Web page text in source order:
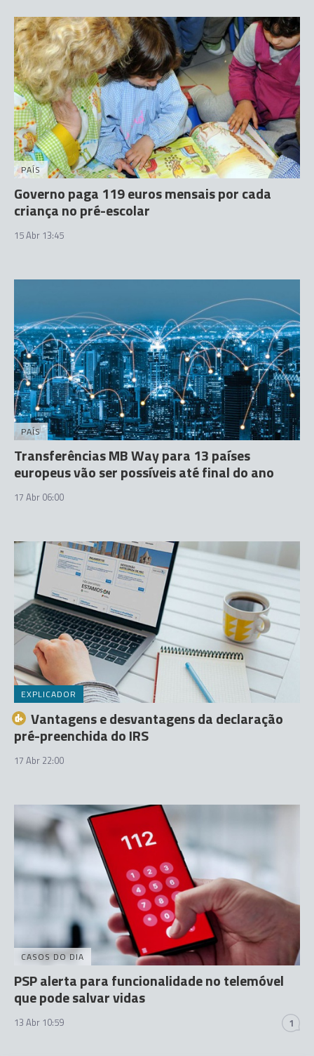
PAÍS
Governo paga 119 euros mensais por cada
criança no pré-escolar
15 Abr 13:45
PAÍS
Transferências MB Way para 13 países
europeus vão ser possíveis até final do ano
17 Abr 06:00
EXPLICADOR
Vantagens e desvantagens da declaração
pré-preenchida do IRS
17 Abr 22:00
CASOS DO DIA
PSP alerta para funcionalidade no telemóvel
que pode salvar vidas
13 Abr 10:59 1